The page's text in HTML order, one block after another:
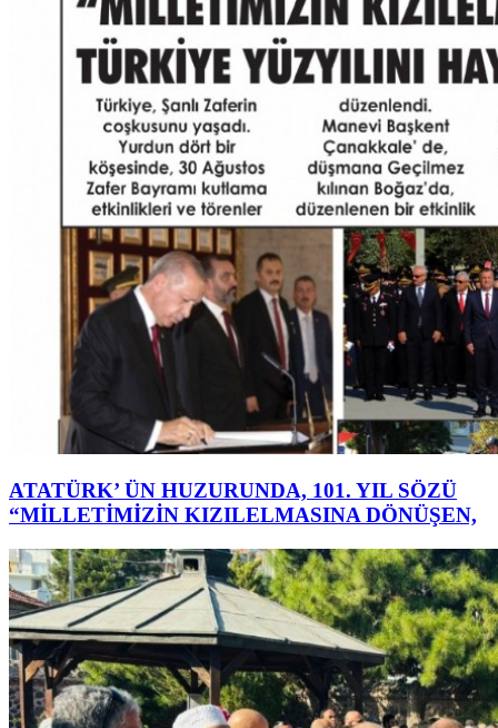
ATATÜRK’ ÜN HUZURUNDA, 101. YIL SÖZÜ
“MİLLETİMİZİN KIZILELMASINA DÖNÜŞEN,